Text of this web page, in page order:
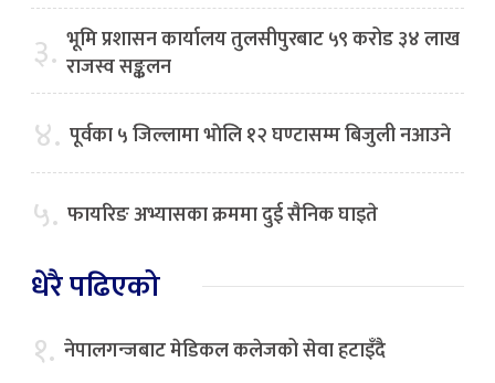
३. भूमि प्रशासन कार्यालय तुलसीपुरबाट ५९ करोड ३४ लाख
राजस्व सङ्कलन
४. पूर्वका ५ जिल्लामा भाेलि १२ घण्टासम्म बिजुली नआउने
५. फायरिङ अभ्यासका क्रममा दुई सैनिक घाइते
धेरै पढिएको
१. नेपालगन्जबाट मेडिकल कलेजको सेवा हटाइँदै